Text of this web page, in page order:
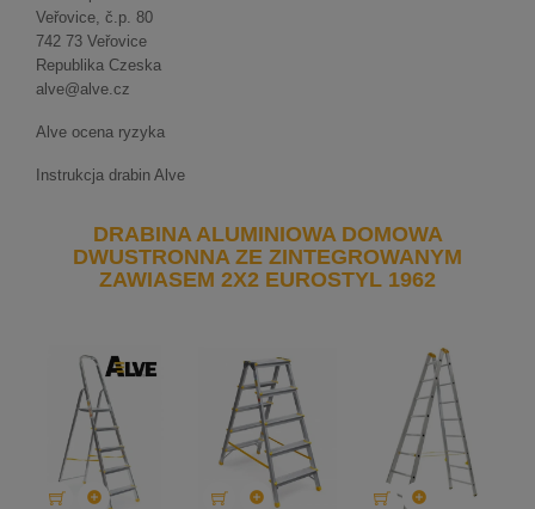
Veřovice, č.p. 80
742 73 Veřovice
Republika Czeska
alve@alve.cz
Alve ocena ryzyka
Instrukcja drabin Alve
DRABINA ALUMINIOWA DOMOWA
DWUSTRONNA ZE ZINTEGROWANYM
ZAWIASEM 2X2 EUROSTYL 1962
  